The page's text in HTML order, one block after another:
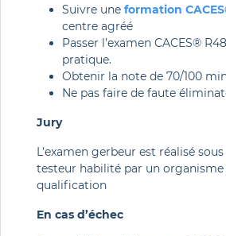
Suivre une formation
centre agréé
Passer l’examen CACES®
pratique.
Obtenir la note de 70/100
Ne pas faire de faute
Jury
L’examen gerbeur est réalisé
testeur habilité par un
qualification
En cas d’échec